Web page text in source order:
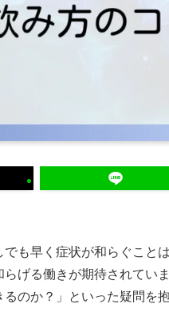
も早く症状が和らぐこと
げる働きが期待されてい
のか？」といった疑問を